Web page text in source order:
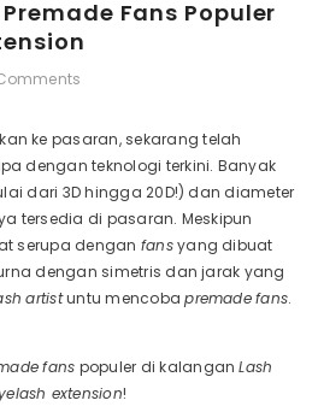
Fans Populer
ke pasaran, sekarang telah
dengan teknologi terkini. Banyak
dari 3D hingga 20D!) dan diameter
tersedia di pasaran. Meskipun
serupa dengan fansyang dibuat
dengan simetris dan jarak yang
artistuntu mencobapremadefans.
fans populer di kalanganLash
extension!